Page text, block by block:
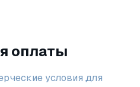
оплаты
условия для